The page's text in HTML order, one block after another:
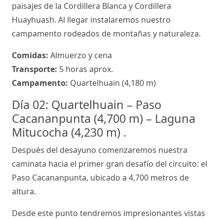
paisajes de la Cordillera Blanca y Cordillera
Huayhuash. Al llegar instalaremos nuestro
campamento rodeados de montañas y naturaleza.
Comidas: Almuerzo y cena
Transporte: 5 horas aprox.
Campamento: Quartelhuain (4,180 m)
Día 02: Quartelhuain – Paso
Cacananpunta (4,700 m) – Laguna
Mitucocha (4,230 m) .
Después del desayuno comenzaremos nuestra
caminata hacia el primer gran desafío del circuito: el
Paso Cacananpunta, ubicado a 4,700 metros de
altura.
Desde este punto tendremos impresionantes vistas